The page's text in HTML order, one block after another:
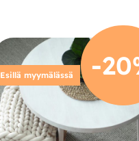
-
Esillä myymälässä